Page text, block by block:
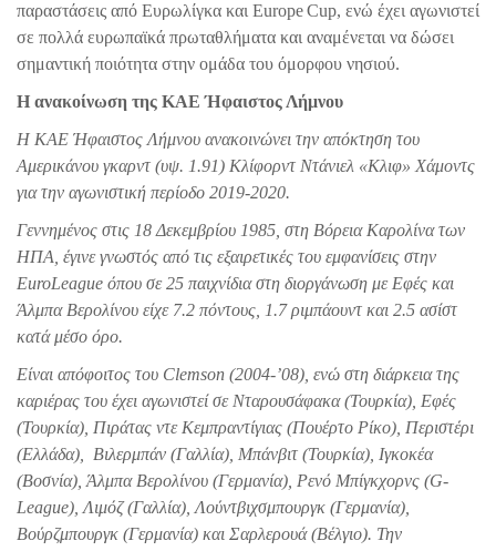
παραστάσεις από Ευρωλίγκα και EuropeCup, ενώ έχει αγωνιστεί
σε πολλά ευρωπαϊκά πρωταθλήματα και αναμένεται να δώσει
σημαντική ποιότητα στην ομάδα του όμορφου νησιού.
Η ανακοίνωση της ΚΑΕ Ήφαιστος Λήμνου
Η ΚΑΕ Ήφαιστος Λήμνου ανακοινώνει την απόκτηση του
Αμερικάνου γκαρντ (υψ. 1.91) Κλίφορντ Ντάνιελ «Κλιφ» Χάμοντς
για την αγωνιστική περίοδο 2019-2020.
Γεννημένος στις 18 Δεκεμβρίου 1985, στη Βόρεια Καρολίνα των
ΗΠΑ, έγινε γνωστός από τις εξαιρετικές του εμφανίσεις στην
EuroLeague όπου σε 25 παιχνίδια στη διοργάνωση με Εφές και
Άλμπα Βερολίνου είχε 7.2 πόντους, 1.7 ριμπάουντ και 2.5 ασίστ
κατά μέσο όρο.
Είναι απόφοιτος του Clemson (2004-’08), ενώ στη διάρκεια της
καριέρας του έχει αγωνιστεί σε Νταρουσάφακα (Τουρκία), Εφές
(Τουρκία), Πιράτας ντε Κεμπραντίγιας (Πουέρτο Ρίκο), Περιστέρι
(Ελλάδα), Βιλερμπάν (Γαλλία), Μπάνβιτ (Τουρκία), Ιγκοκέα
(Βοσνία), Άλμπα Βερολίνου (Γερμανία), Ρενό Μπίγκχορνς (G-
League), Λιμόζ (Γαλλία), Λούντβιχσμπουργκ (Γερμανία),
Βούρζμπουργκ (Γερμανία) και Σαρλερουά (Βέλγιο). Την